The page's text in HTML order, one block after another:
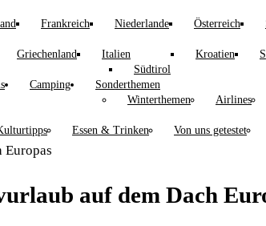
Frankreich Niederlande Österreich
Griechenland
Italien
Südtirol
Kroatien
Camping
Sonderthemen
Winterthemen
Airlines
Essen & Trinken Von uns getestet
auf dem Dach